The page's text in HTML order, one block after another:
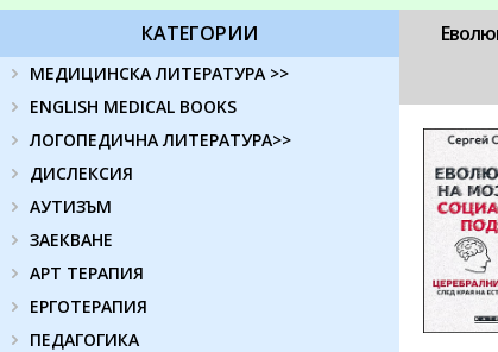
КАТЕГОРИИ
МЕДИЦИНСКА ЛИТЕРАТУРА >>
ENGLISH MEDICAL BOOKS
ЛОГОПЕДИЧНА ЛИТЕРАТУРА>>
ДИСЛЕКСИЯ
АУТИЗЪМ
ЗАЕКВАНЕ
АРТ ТЕРАПИЯ
ЕРГОТЕРАПИЯ
ПЕДАГОГИКА